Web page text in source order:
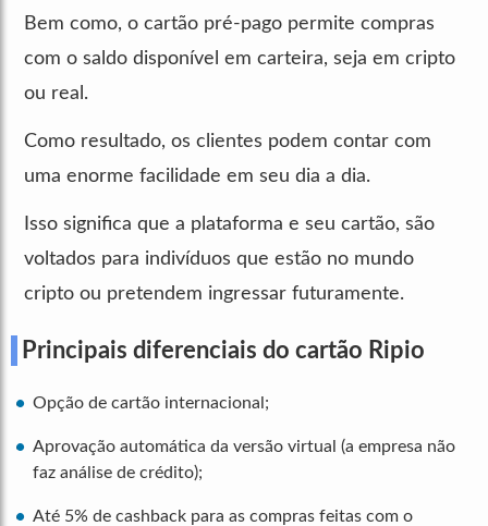
Bem como, o cartão pré-pago permite compras
com o saldo disponível em carteira, seja em cripto
ou real.
Como resultado, os clientes podem contar com
uma enorme facilidade em seu dia a dia.
Isso significa que a plataforma e seu cartão, são
voltados para indivíduos que estão no mundo
cripto ou pretendem ingressar futuramente.
Principais diferenciais do cartão Ripio
Opção de cartão internacional;
Aprovação automática da versão virtual (a empresa não
faz análise de crédito);
Até 5% de cashback para as compras feitas com o